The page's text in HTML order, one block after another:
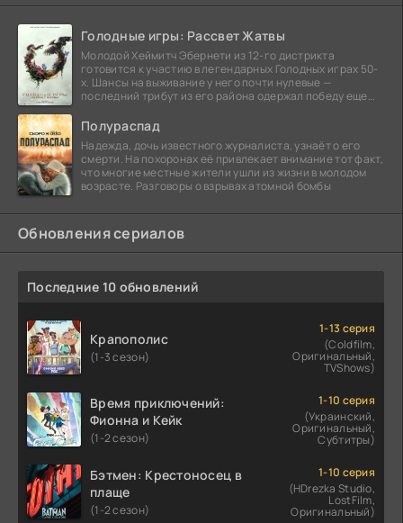
Голодные игры: Рассвет Жатвы
Молодой Хеймитч Эбернети из 12-го дистрикта
готовится к участию в легендарных Голодных играх 50-
х. Шансы на выживание у него почти нулевые —
последний трибут из его района одержал победу еще
Полураспад
Надежда, дочь известного журналиста, узнаёт о его
смерти. На похоронах её привлекает внимание тот факт,
что многие местные жители ушли из жизни в молодом
возрасте. Разговоры о взрывах атомной бомбы
Обновления сериалов
Последние 10 обновлений
Крапополис
(1-3 сезон)
1-13 серия
(Coldfilm,
Оригинальный,
TVShows)
Время приключений:
Фионна и Кейк
(1-2 сезон)
1-10 серия
(Украинский,
Оригинальный,
Субтитры)
Бэтмен: Крестоносец в
плаще
(1-2 сезон)
1-10 серия
(HDrezka Studio,
LostFilm,
Оригинальный)